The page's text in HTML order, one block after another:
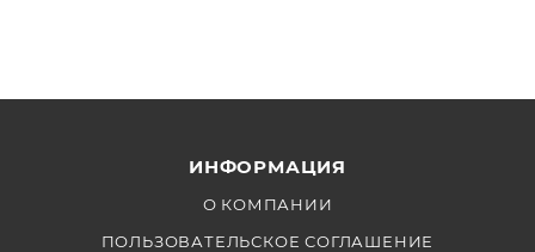
ИНФОРМАЦИЯ
О КОМПАНИИ
ПОЛЬЗОВАТЕЛЬСКОЕ СОГЛАШЕНИЕ